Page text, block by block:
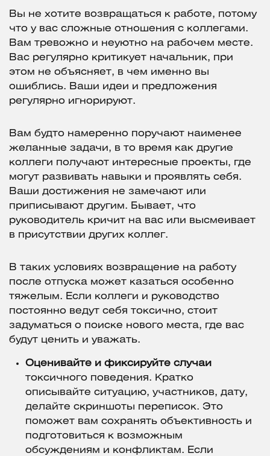
Вы не хотите возвращаться к работе, потому
что у вас сложные отношения с коллегами.
Вам тревожно и неуютно на рабочем месте.
Вас регулярно критикует начальник, при
этом не объясняет, в чем именно вы
ошиблись. Ваши идеи и предложения
регулярно игнорируют.
Вам будто намеренно поручают наименее
желанные задачи, в то время как другие
коллеги получают интересные проекты, где
могут развивать навыки и проявлять себя.
Ваши достижения не замечают или
приписывают другим. Бывает, что
руководитель кричит на вас или высмеивает
в присутствии других коллег.
В таких условиях возвращение на работу
после отпуска может казаться особенно
тяжелым. Если коллеги и руководство
постоянно ведут себя токсично, стоит
задуматься о поиске нового места, где вас
будут ценить и уважать.
Оценивайте и фиксируйте случаи
токсичного поведения. Кратко
описывайте ситуацию, участников, дату,
делайте скриншоты переписок. Это
поможет вам сохранять объективность и
подготовиться к возможным
обсуждениям и конфликтам. Если